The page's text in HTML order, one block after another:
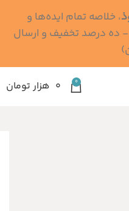
0 ۰ هزار تومان
، خلاصه تمام ایده‌ها و
کتاب‌های رابرت گرین (کد MPS - ده درصد تخفیف و ارسال